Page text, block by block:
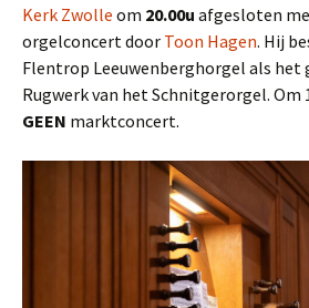
Kerk Zwolle om 20.00u afgesloten
orgelconcert door Toon Hagen. Hij
Flentrop Leeuwenberghorgel als het
Rugwerk van het Schnitgerorgel. Om
GEEN marktconcert.